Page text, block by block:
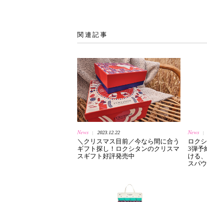
関連記事
News | 2023.12.22
＼クリスマス目前／今なら間に合う
ギフト探し！ロクシタンのクリスマ
スギフト好評発売中
News |
ロク
3弾予
ける
スパ